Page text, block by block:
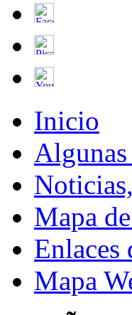
Inicio
Mapa
Mapa